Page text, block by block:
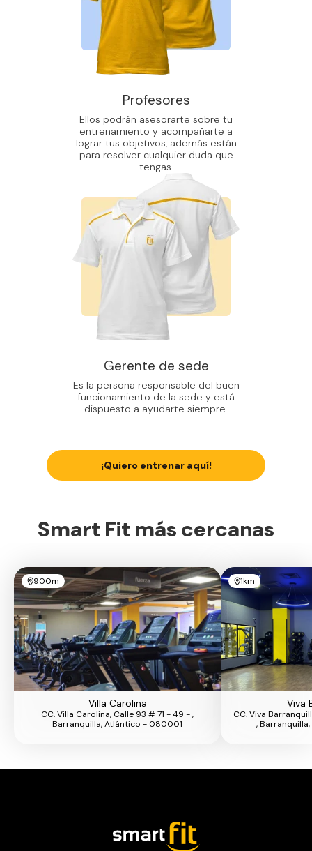
Profesores
Ellos podrán asesorarte sobre tu
entrenamiento y acompañarte a
lograr tus objetivos, además están
para resolver cualquier duda que
tengas.
Gerente de sede
Es la persona responsable del buen
funcionamiento de la sede y está
dispuesto a ayudarte siempre.
¡Quiero entrenar aquí!
Smart Fit más cercanas
900m
Villa Carolina
CC. Villa Carolina, Calle 93 # 71 - 49 - ,
Barranquilla, Atlántico - 080001
1km
Viva
CC. Viva
,